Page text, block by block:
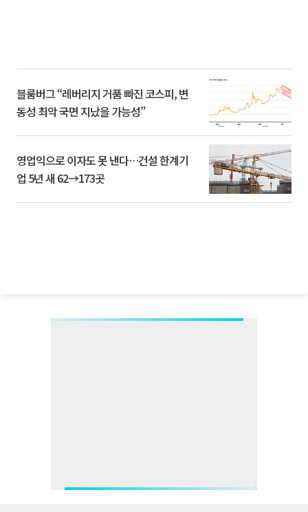
블룸버그 “레버리지 거품 빠진 코스피, 변
동성 최악 국면 지났을 가능성”
영업익으로 이자도 못 낸다…건설 한계기
업 5년 새 62→173곳